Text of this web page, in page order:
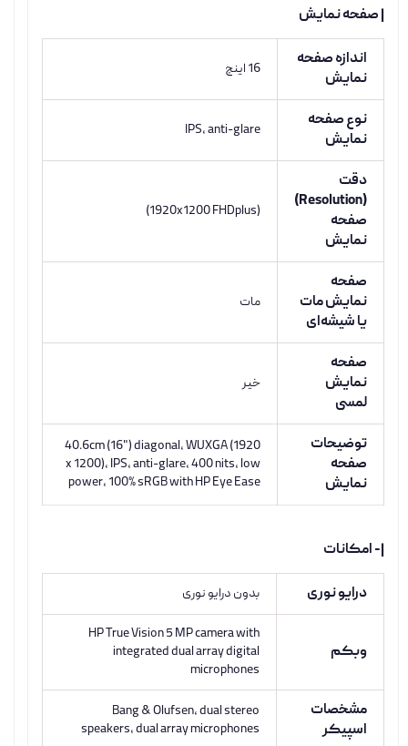
| صفحه نمایش
اندازه صفحه
نمایش
16 اینچ
نوع صفحه
نمایش
IPS, anti-glare
دقت
(Resolution)
صفحه
نمایش
(1920x1200 FHDplus)
صفحه
نمایش مات
یا شیشه‌ای
مات
صفحه
نمایش
لمسی
خیر
توضیحات
صفحه
نمایش
40.6cm (16") diagonal, WUXGA (1920
x 1200), IPS, anti-glare, 400 nits, low
power, 100% sRGB with HP Eye Ease
|- امکانات
درایو نوری بدون درایو نوری
وبکم
HP True Vision 5 MP camera with
integrated dual array digital
microphones
مشخصات
اسپیکر
Bang & Olufsen, dual stereo
speakers, dual array microphones